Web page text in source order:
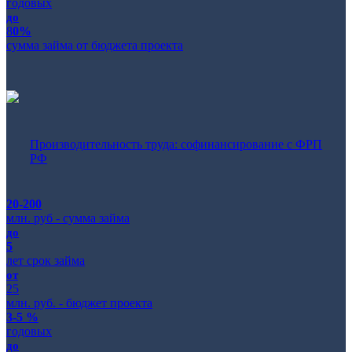
до
80%
сумма займа от бюджета проекта
Производительность труда: софинансирование с ФРП
РФ
20-200
млн. руб - сумма займа
до
5
лет срок займа
от
25
млн. руб. - бюджет проекта
3-5 %
годовых
до